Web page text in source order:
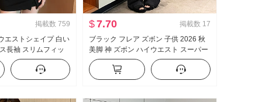
掲載数 759
エストシェイプ 白い
長袖 スリムフィッ
フィット シャツ ol
服
$7.70 掲載数 17
ブラック フレア ズボン 子供 2026 秋
美脚 神 ズボン ハイウエスト スーパー
モデル ズボン スリムフィット 伸縮性
カジュアル ラッパ スラックス